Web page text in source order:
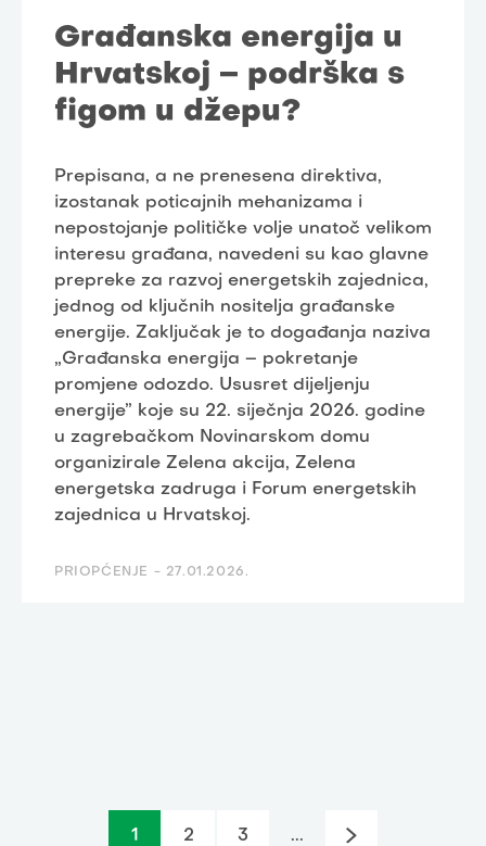
Građanska energija u
Hrvatskoj – podrška s
figom u džepu?
Prepisana, a ne prenesena direktiva,
izostanak poticajnih mehanizama i
nepostojanje političke volje unatoč velikom
interesu građana, navedeni su kao glavne
prepreke za razvoj energetskih zajednica,
jednog od ključnih nositelja građanske
energije. Zaključak je to događanja naziva
„Građanska energija – pokretanje
promjene odozdo. Ususret dijeljenju
energije” koje su 22. siječnja 2026. godine
u zagrebačkom Novinarskom domu
organizirale Zelena akcija, Zelena
energetska zadruga i Forum energetskih
zajednica u Hrvatskoj.
PRIOPĆENJE - 27.01.2026.
1 2 3 ...